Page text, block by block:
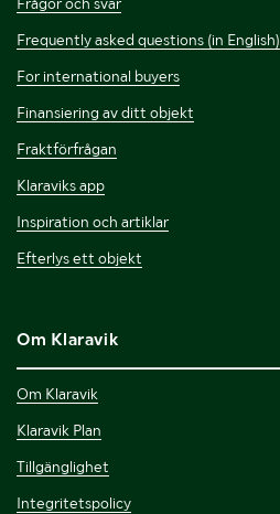
Frequently asked questions (in English)
For international buyers
Finansiering av ditt objekt
Fraktförfrågan
Klaraviks app
Inspiration och artiklar
Efterlys ett objekt
Om Klaravik
Om Klaravik
Klaravik Plan
Tillgänglighet
Integritetspolicy